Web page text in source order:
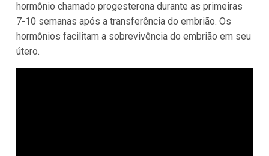
hormônio chamado progesterona durante as primeiras
7-10 semanas após a transferência do embrião. Os
hormônios facilitam a sobrevivência do embrião em seu
útero.